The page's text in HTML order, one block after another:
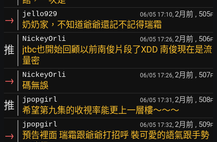
→ jello929 06/05 17:10, 2月前 , 505F
奶奶家，不知道爺爺還記不記得瑞霜
推
NickeyOrli 06/05 17:26, 2月前 , 506F
jtbc也開始回顧以前南俊片段了XDD 南俊現在是流
量密
→ NickeyOrli 06/05 17:26, 2月前 , 507F
碼無誤
推 jpopgirl 06/05 17:31, 2月前 , 508F
希望第九集的收視率能更上一層樓～～～
→
jpopgirl 06/05 17:32, 2月前 , 509F
預告裡面 瑞霜跟爺爺打招呼 裝可愛的語氣跟手勢